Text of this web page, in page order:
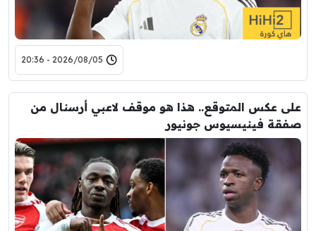
2026/08/05 - 20:36
على عكس المتوقع.. هذا هو موقف لاعبي أرسنال من
صفقة فينيسيوس جونيور